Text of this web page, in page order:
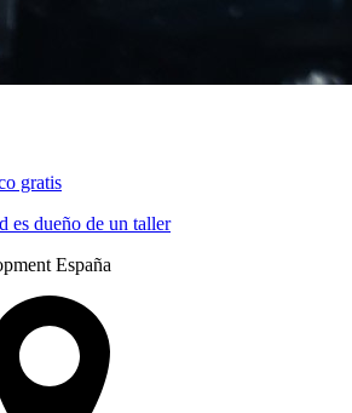
gratis
es dueño de un taller
España